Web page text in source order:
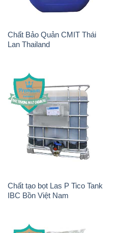
Chất Bảo Quản CMIT Thái
Lan Thailand
Chất tạo bọt Las P Tico Tank
IBC Bồn Việt Nam